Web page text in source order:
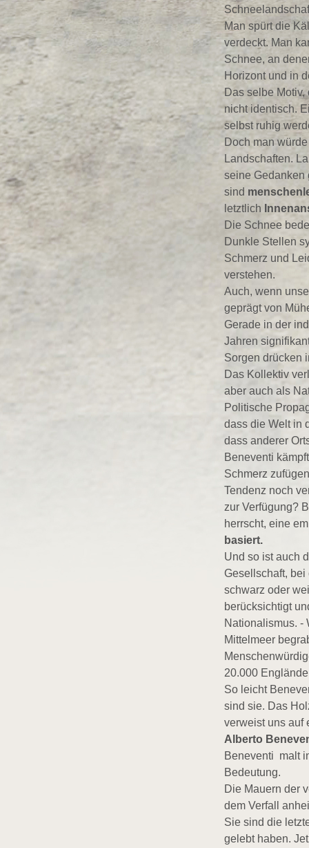
Man spürt die
verdeckt. Man
Schnee, an
Horizont und in
Das selbe Motiv,
nicht identisch.
selbst ruhig
Doch man
Landschaften.
seine
sind
letztlich
Die Schnee
Dunkle Stellen
Schmerz und
verstehen.
Auch, wenn
geprägt von
Gerade in der
Jahren
Sorgen drücken
Das Kollektiv
aber auch als
Politische
dass die Welt in
dass anderer
Beneventi
Schmerz
Tendenz noch
zur Verfügung?
herrscht, eine
basiert.
Und so ist auch
Gesellschaft, bei
schwarz oder
berücksichtigt
Nationalismus. -
Mittelmeer
20.000
So leicht
sind sie. Das
verweist uns auf
Alberto
Beneventi malt
Bedeutung.
Die Mauern der
dem Verfall
Sie sind die
gelebt haben.